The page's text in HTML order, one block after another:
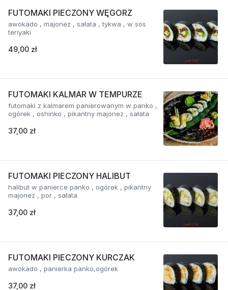
FUTOMAKI PIECZONY WĘGORZ
awokado , majonez , sałata , tykwa , w sos
teriyaki
49,00 zł
FUTOMAKI KALMAR W TEMPURZE
futomaki z kalmarem panierowanym w panko ,
ogórek , oshinko , pikantny majonez , sałata
37,00 zł
FUTOMAKI PIECZONY HALIBUT
halibut w panierce panko , ogórek , pikantny
majonez , por , sałata
37,00 zł
FUTOMAKI PIECZONY KURCZAK
awokado , panierka panko,ogórek
37,00 zł